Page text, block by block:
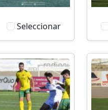
Seleccionar